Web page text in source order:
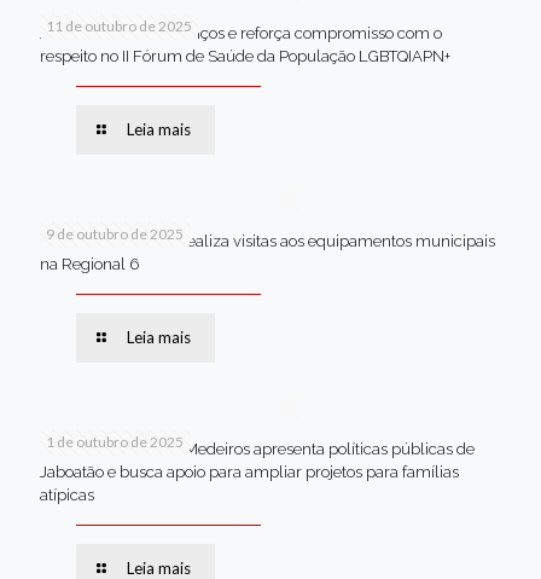
11 de outubro de 2025
Jaboatão celebra avanços e reforça compromisso com o
respeito no II Fórum de Saúde da População LGBTQIAPN+
Leia mais
9 de outubro de 2025
Van dos secretários realiza visitas aos equipamentos municipais
na Regional 6
Leia mais
1 de outubro de 2025
Em Brasília, Andréa Medeiros apresenta políticas públicas de
Jaboatão e busca apoio para ampliar projetos para famílias
atípicas
Leia mais